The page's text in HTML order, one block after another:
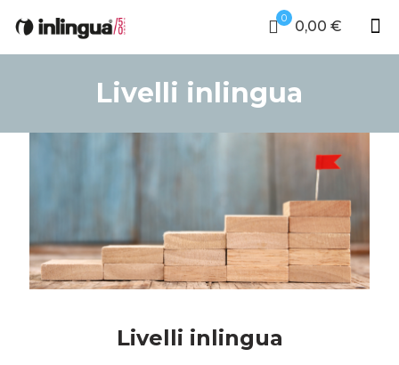
0 0,00 €
Livelli inlingua
Livelli inlingua